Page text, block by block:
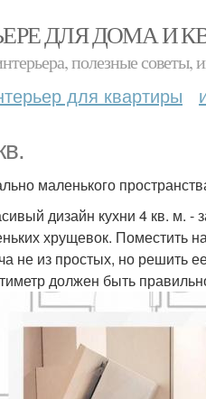
ДЛЯ ДОМА И
полезные советы,
для квартиры
маленького
дизайн кухни 4 кв. м.
хрущевок. Поместить
не из простых, но решить
должен быть